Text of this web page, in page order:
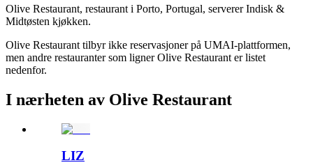
Olive Restaurant, restaurant i Porto, Portugal, serverer Indisk &
Midtøsten kjøkken.
Olive Restaurant tilbyr ikke reservasjoner på UMAI-plattformen,
men andre restauranter som ligner Olive Restaurant er listet
nedenfor.
I nærheten av Olive Restaurant
LIZ